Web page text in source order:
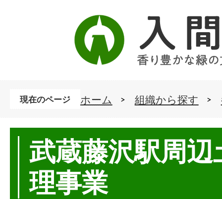
現在のページ ホーム 組織から探す
武蔵藤沢駅周
理事業